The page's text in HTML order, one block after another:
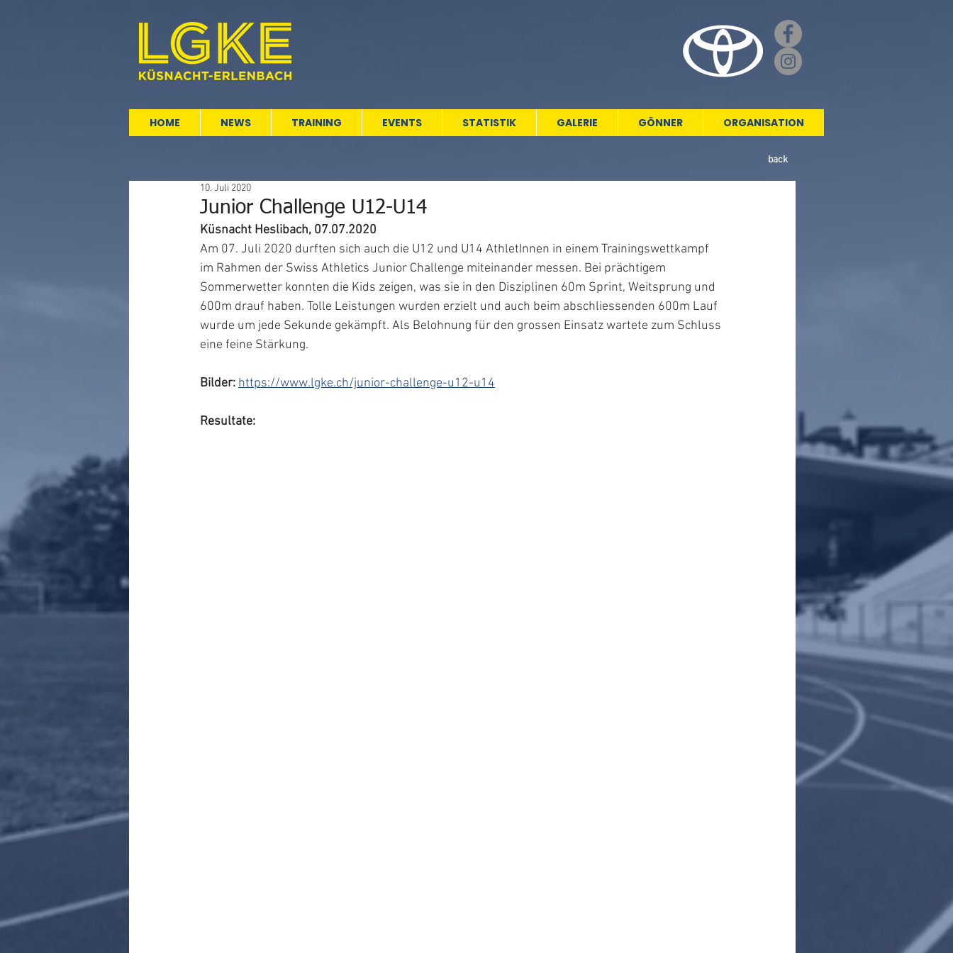
HOME NEWS TRAINING EVENTS STATISTIK GALERIE GÖNNER ORGANISATION
Junior Challenge U12-U14
10. Juli 2020
Küsnacht Heslibach, 07.07.2020
Am 07. Juli 2020 durften sich auch die U12 und U14 AthletInnen in einem Trainingswettkampf
im Rahmen der Swiss Athletics Junior Challenge miteinander messen. Bei prächtigem
Sommerwetter konnten die Kids zeigen, was sie in den Disziplinen 60m Sprint, Weitsprung und
600m drauf haben. Tolle Leistungen wurden erzielt und auch beim abschliessenden 600m Lauf
wurde um jede Sekunde gekämpft. Als Belohnung für den grossen Einsatz wartete zum Schluss
eine feine Stärkung.
Bilder: https://www.lgke.ch/junior-challenge-u12-u14
Resultate:
back